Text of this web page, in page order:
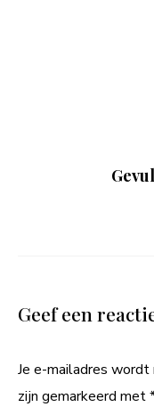
Geef een
Je e-mailadres
zijn gemarkeerd met